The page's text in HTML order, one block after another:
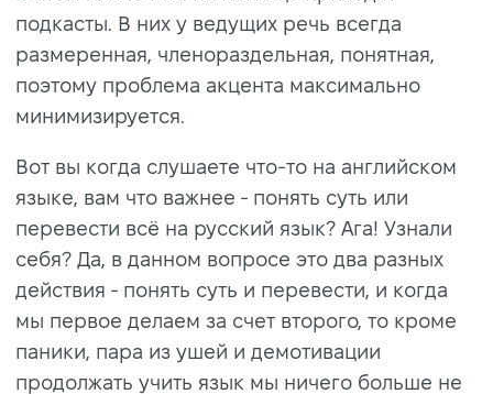
подкасты. В них у ведущих речь всегда
размеренная, членораздельная, понятная,
поэтому проблема акцента максимально
минимизируется.
Вот вы когда слушаете что-то на английском
языке, вам что важнее - понять суть или
перевести всё на русский язык? Ага! Узнали
себя? Да, в данном вопросе это два разных
действия - понять суть и перевести, и когда
мы первое делаем за счет второго, то кроме
паники, пара из ушей и демотивации
продолжать учить язык мы ничего больше не